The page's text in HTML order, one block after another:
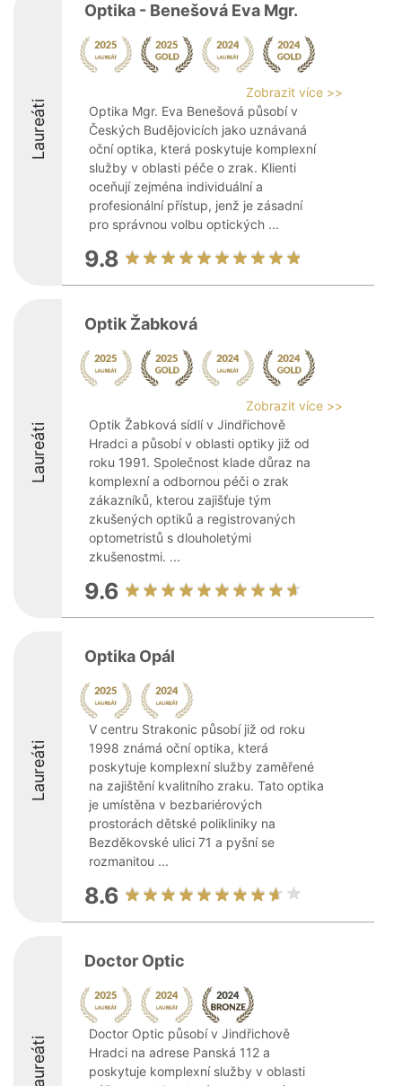
Laureáti
Optika - Benešová Eva Mgr.
Zobrazit více >>
Optika Mgr. Eva Benešová působí v
Českých Budějovicích jako uznávaná
oční optika, která poskytuje komplexní
služby v oblasti péče o zrak. Klienti
oceňují zejména individuální a
profesionální přístup, jenž je zásadní
pro správnou volbu optických ...
9.8
Laureáti
Optik Žabková
Zobrazit více >>
Optik Žabková sídlí v Jindřichově
Hradci a působí v oblasti optiky již od
roku 1991. Společnost klade důraz na
komplexní a odbornou péči o zrak
zákazníků, kterou zajišťuje tým
zkušených optiků a registrovaných
optometristů s dlouholetými
zkušenostmi. ...
9.6
Laureáti
Optika Opál
V centru Strakonic působí již od roku
1998 známá oční optika, která
poskytuje komplexní služby zaměřené
na zajištění kvalitního zraku. Tato optika
je umístěna v bezbariérových
prostorách dětské polikliniky na
Bezděkovské ulici 71 a pyšní se
rozmanitou ...
8.6
Laureáti
Doctor Optic
Doctor Optic působí v Jindřichově
Hradci na adrese Panská 112 a
poskytuje komplexní služby v oblasti